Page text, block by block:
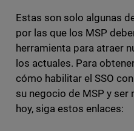
Estas son solo algunas
por las que los MSP
herramienta para atraer
los actuales. Para
cómo habilitar el SSO
su negocio de MSP y
hoy, siga estos enlaces: